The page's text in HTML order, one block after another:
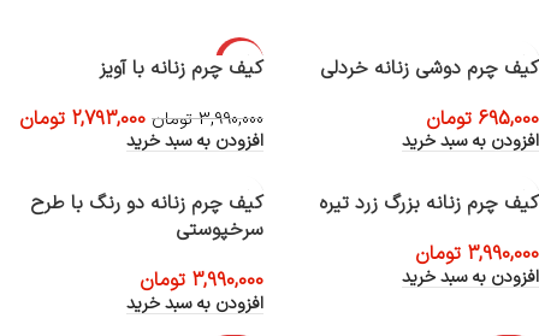
کیف چرم دوشی زنانه خردلی
695,000 تومان
افزودن به سبد خرید
-30%
کیف چرم زنانه با آویز
3,990,000 تومان 2,793,000 تومان
افزودن به سبد خرید
کیف چرم زنانه بزرگ زرد تیره
3,990,000 تومان
افزودن به سبد خرید
کیف چرم زنانه دو رنگ با طرح
سرخپوستی
3,990,000 تومان
افزودن به سبد خرید